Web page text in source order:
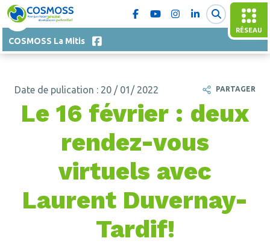
RÉSEAU
COSMOSS La Mitis
Date de pulication : 20 / 01/ 2022
Le 16 février : deux
rendez-vous
virtuels avec
Laurent Duvernay-
Tardif!
PARTAGER